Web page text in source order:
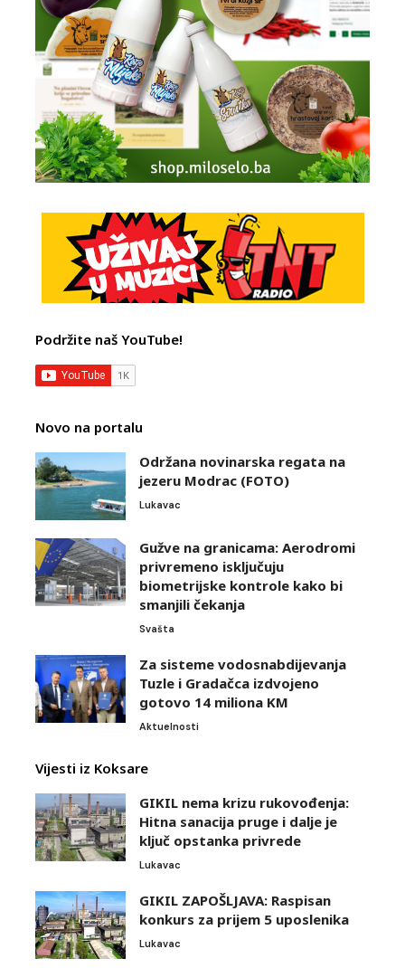
Podržite naš YouTube!
Novo na portalu
Održana novinarska regata na
jezeru Modrac (FOTO)
Lukavac
Gužve na granicama: Aerodromi
privremeno isključuju
biometrijske kontrole kako bi
smanjili čekanja
Svašta
Za sisteme vodosnabdijevanja
Tuzle i Gradačca izdvojeno
gotovo 14 miliona KM
Aktuelnosti
Vijesti iz Koksare
GIKIL nema krizu rukovođenja:
Hitna sanacija pruge i dalje je
ključ opstanka privrede
Lukavac
GIKIL ZAPOŠLJAVA: Raspisan
konkurs za prijem 5 uposlenika
Lukavac